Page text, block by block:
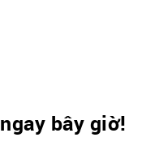
ngay bây giờ!